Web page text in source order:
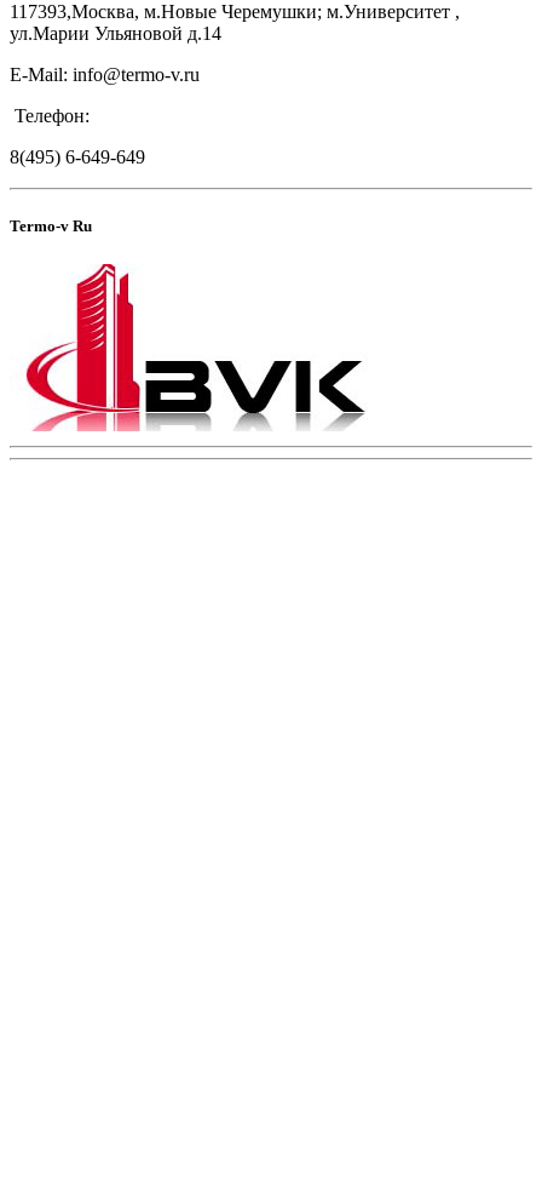
117393,Москва, м.Новые Черемушки; м.Университет ,
ул.Марии Ульяновой д.14
E-Mail: info@termo-v.ru
Телефон:
8(495) 6-649-649
Termo-v Ru